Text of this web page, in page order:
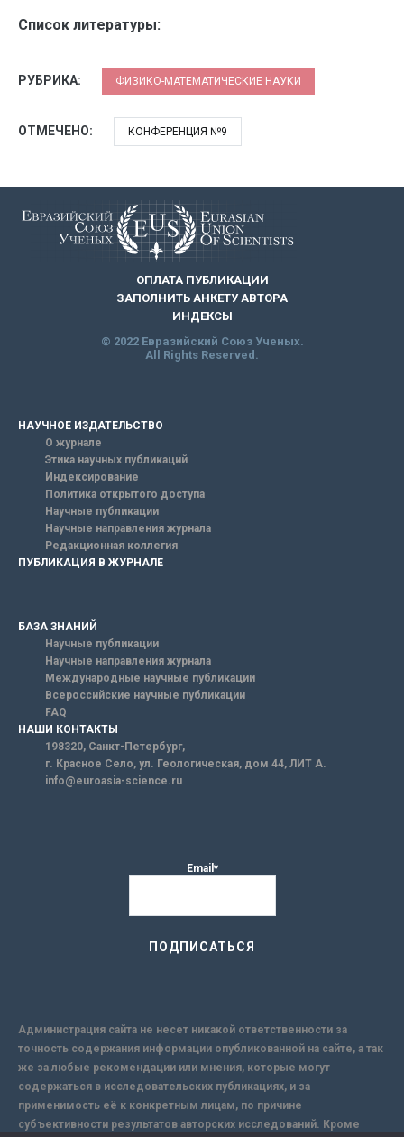
Список литературы:
РУБРИКА: ФИЗИКО-МАТЕМАТИЧЕСКИЕ НАУКИ
ОТМЕЧЕНО: КОНФЕРЕНЦИЯ №9
ОПЛАТА ПУБЛИКАЦИИ
ЗАПОЛНИТЬ АНКЕТУ АВТОРА
ИНДЕКСЫ
© 2022 Евразийский Союз Ученых.
All Rights Reserved.
НАУЧНОЕ ИЗДАТЕЛЬСТВО
О журнале
Этика научных публикаций
Индексирование
Политика открытого доступа
Научные публикации
Научные направления журнала
Редакционная коллегия
ПУБЛИКАЦИЯ В ЖУРНАЛЕ
БАЗА ЗНАНИЙ
Научные публикации
Научные направления журнала
Международные научные публикации
Всероссийские научные публикации
FAQ
НАШИ КОНТАКТЫ
198320, Санкт-Петербург,
г. Красное Село, ул. Геологическая, дом 44, ЛИТ А.
info@euroasia-science.ru
Email*
Администрация сайта не несет никакой ответственности за
точность содержания информации опубликованной на сайте, а так
же за любые рекомендации или мнения, которые могут
содержаться в исследовательских публикациях, и за
применимость её к конкретным лицам, по причине
субъективности результатов авторских исследований. Кроме